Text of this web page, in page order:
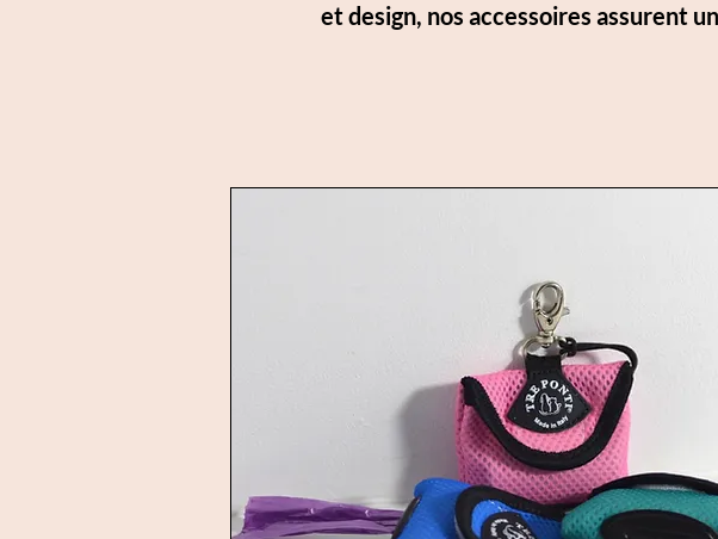
et design, nos accessoires assurent